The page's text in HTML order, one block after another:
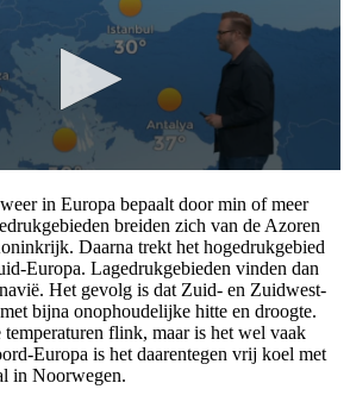
in Europa bepaalt door min of meer
breiden zich van de Azoren
Daarna trekt het hogedrukgebied
Europa. Lagedrukgebieden vinden dan
Het gevolg is dat Zuid- en Zuidwest-
bijna onophoudelijke hitte en droogte.
flink, maar is het wel vaak
Europa is het daarentegen vrij koel met
in Noorwegen.